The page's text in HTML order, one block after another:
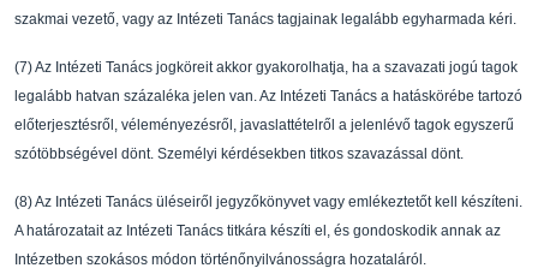
szakmai vezető, vagy az Intézeti Tanács tagjainak legalább egyharmada kéri.
(7)Az Intézeti Tanács jogköreit akkor gyakorolhatja, ha a szavazati jogú tagok
legalább hatvan százaléka jelen van. Az Intézeti Tanács a hatáskörébe tartozó
el őterjesztésrő l, véleményezésrő l, javaslattételrő l a jelenlévő tagok egyszerű
szótöbbségével dönt. Személyi kérdésekben titkos szavazással dönt.
(8)Az Intézeti Tanács üléseirő l jegyzőkönyvet vagy emlékeztetőt kell készíteni.
A határozatait az Intézeti Tanács titkára készíti el, és gondoskodik annak az
Intézetben szokásos módon történőnyilvánosságra hozataláról.